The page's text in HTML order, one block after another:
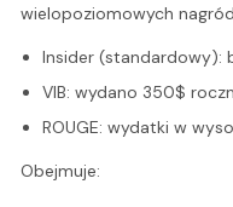
wielopoziomowych
Insider (standardowy):
VIB: wydano 350$
ROUGE: wydatki w
Obejmuje: